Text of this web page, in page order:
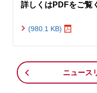
詳しくはPDFをご覧
(980.1 KB)
ニュース